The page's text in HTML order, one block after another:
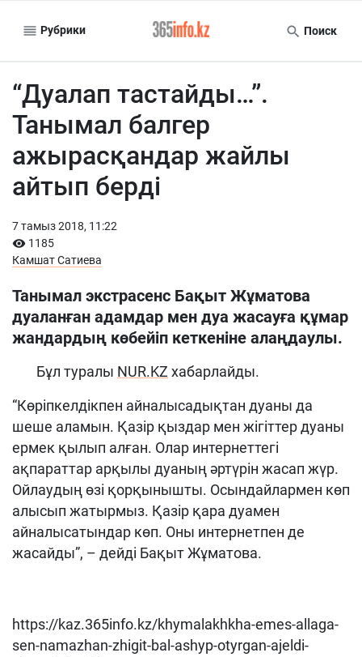
Рубрики Поиск
“Дуалап тастайды…”.
Танымал балгер
ажырасқандар жайлы
айтып берді
7 тамыз 2018, 11:22
1185
Камшат Сатиева
Танымал экстрасенс Бақыт Жұматова
дуаланған адамдар мен дуа жасауға құмар
жандардың көбейіп кеткеніне алаңдаулы.
Бұл туралы NUR.KZ хабарлайды.
“Көріпкелдікпен айналысадықтан дуаны да
шеше аламын. Қазір қыздар мен жігіттер дуаны
ермек қылып алған. Олар интернеттегі
ақпараттар арқылы дуаның әртүрін жасап жүр.
Ойлаудың өзі қорқынышты. Осындайлармен көп
алысып жатырмыз. Қазір қара дуамен
айналысатындар көп. Оны интернетпен де
жасайды”, – дейді Бақыт Жұматова.
https://kaz.365info.kz/khymalakhkha-emes-allaga-
sen-namazhan-zhigit-bal-ashyp-otyrgan-ajeldi-